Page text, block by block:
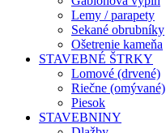
Lemy / parapety
Sekané obrubníky
Ošetrenie kameňa
STAVEBNÉ ŠTRKY
Lomové (drvené)
Riečne (omývané)
Piesok
STAVEBNINY